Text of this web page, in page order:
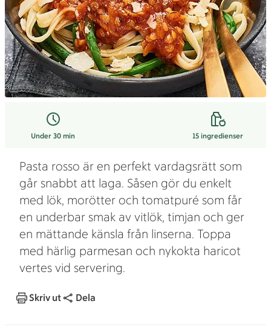
Under 30 min 15 ingredienser
Pasta rosso är en perfekt vardagsrätt som
går snabbt att laga. Såsen gör du enkelt
med lök, morötter och tomatpuré som får
en underbar smak av vitlök, timjan och ger
en mättande känsla från linserna. Toppa
med härlig parmesan och nykokta haricot
vertes vid servering.
Skriv ut Dela